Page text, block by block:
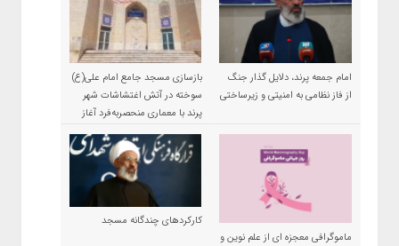
امام جمعه پرند، دلایل گذار جنگ
از فاز نظامی به امنیتی و زیرساختی
بازسازی مسجد جامع امام علی(ع)
سوخته در آتش اغتشاشات شهر
پرند با معماری منحصربه‌فرد آغاز
شد
ماموگرافی معجزه ای از علم نوین و
کارکردهای چندگانه مسجد